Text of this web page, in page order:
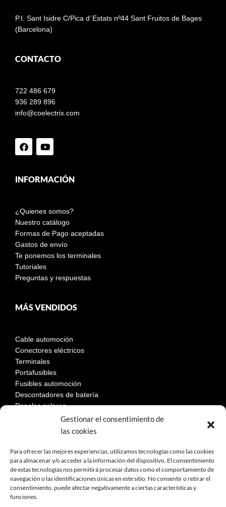
Gestionar el consentimiento de
las cookies
Para ofrecer las mejores experiencias, utilizamos tecnologías como las cookies
para almacenar y/o acceder a la información del dispositivo. El consentimiento
de estas tecnologías nos permitirá procesar datos como el comportamiento de
navegación o las identificaciones únicas en este sitio. No consentir o retirar el
consentimiento, puede afectar negativamente a ciertas características y
funciones.
P.I. Sant Isidre C/Pica d´Estats nº44 Sant Fruitos de Bages
(Barcelona)
CONTACTO
722 486 679
936 289 896
info@coelectrix.com
INFORMACIÓN
¿Quienes somos?
Nuestro catálogo
Formas de Pago aceptadas
Gastos de envío
Te ponemos los terminales
Tutoriales
Preguntas y respuestas
MÁS VENDIDOS
Cable automoción
Conectores eléctricos
Terminales
Portafusibles
Fusibles automoción
Descontadores de batería
Paneles solares
Aviso Legal
Política de privacidad
Política de cookies